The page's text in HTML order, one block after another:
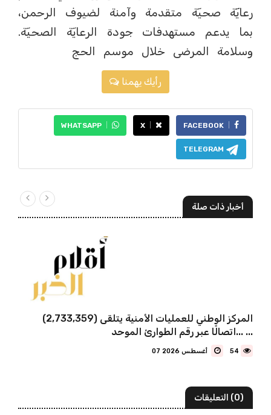
رعايٓٓٓة صحيٓة متقدمة وآمنة لضيوف الرحمن،
بما يدعم مستهدفات جودة الرعايٓة الصحيٓة.
وسلامة المرضى خلال موسم الحج
رأيك يهمنا
FACEBOOK
X
WHATSAPP
TELEGRAM
أخبار ذات صلة
المركز الوطني للعمليات الأمنية يتلقى (2,733,359)
اتصالًا عبر رقم الطوارئ الموحد... ...
54
(0) التعليقات